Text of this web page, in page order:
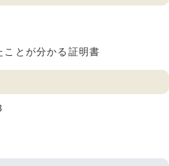
ことが分かる証明書